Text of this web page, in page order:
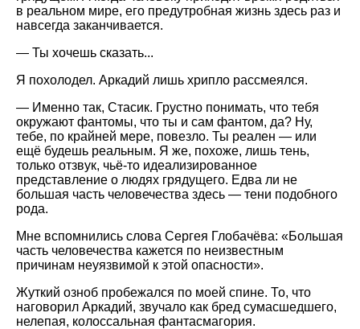
в реальном мире, его предутробная жизнь здесь раз и
навсегда заканчивается.
— Ты хочешь сказать...
Я похолодел. Аркадий лишь хрипло рассмеялся.
— Именно так, Стасик. Грустно понимать, что тебя
окружают фантомы, что ты и сам фантом, да? Ну,
тебе, по крайней мере, повезло. Ты реален — или
ещё будешь реальным. Я же, похоже, лишь тень,
только отзвук, чьё-то идеализированное
представление о людях грядущего. Едва ли не
большая часть человечества здесь — тени подобного
рода.
Мне вспомнились слова Сергея Глобачёва: «Большая
часть человечества кажется по неизвестным
причинам неуязвимой к этой опасности».
Жуткий озноб пробежался по моей спине. То, что
наговорил Аркадий, звучало как бред сумасшедшего,
нелепая, колоссальная фантасмагория.